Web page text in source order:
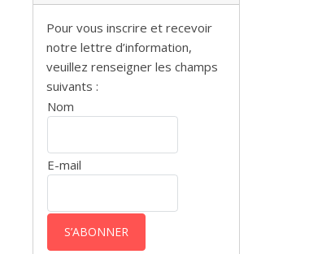
Pour vous inscrire et recevoir
notre lettre d’information,
veuillez renseigner les champs
suivants :
Nom
E-mail